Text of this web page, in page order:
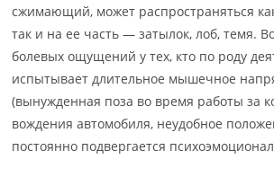
сжимающий, может распространяться
так и на ее часть — затылок, лоб, темя.
болевых ощущений у тех, кто по роду
испытывает длительное мышечное
(вынужденная поза во время работы за
вождения автомобиля, неудобное
постоянно подвергается